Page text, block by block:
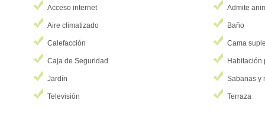
Acceso internet Admite
Aire climatizado Baño
Calefacción Cama
Caja de Seguridad Habitación
Jardín Sabanas y
Televisión Terraza